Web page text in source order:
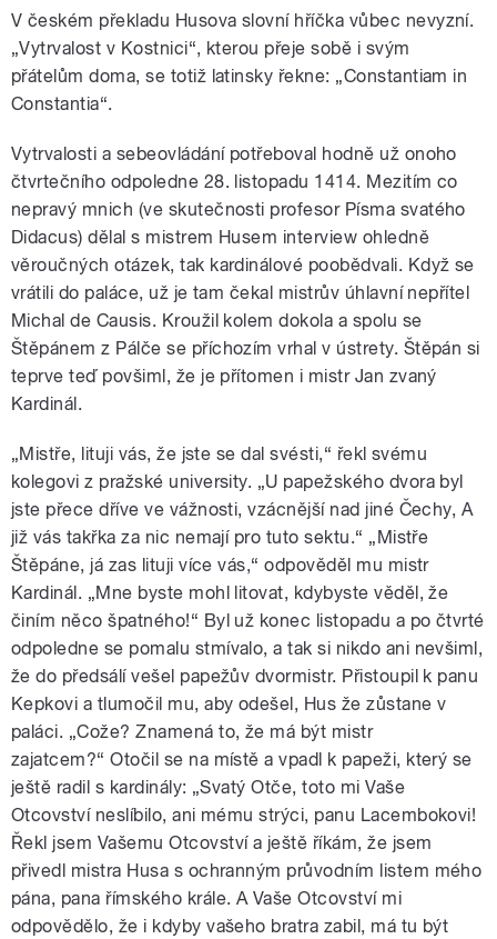
V českém překladu Husova slovní hříčka vůbec nevyzní.
„Vytrvalost v Kostnici“, kterou přeje sobě i svým
přátelům doma, se totiž latinsky řekne: „Constantiam in
Constantia“.
Vytrvalosti a sebeovládání potřeboval hodně už onoho
čtvrtečního odpoledne 28. listopadu 1414. Mezitím co
nepravý mnich (ve skutečnosti profesor Písma svatého
Didacus) dělal s mistrem Husem interview ohledně
věroučných otázek, tak kardinálové poobědvali. Když se
vrátili do paláce, už je tam čekal mistrův úhlavní nepřítel
Michal de Causis. Kroužil kolem dokola a spolu se
Štěpánem z Pálče se příchozím vrhal v ústrety. Štěpán si
teprve teď povšiml, že je přítomen i mistr Jan zvaný
Kardinál.
„Mistře, lituji vás, že jste se dal svésti,“ řekl svému
kolegovi z pražské university. „U papežského dvora byl
jste přece dříve ve vážnosti, vzácnější nad jiné Čechy, A
již vás takřka za nic nemají pro tuto sektu.“ „Mistře
Štěpáne, já zas lituji více vás,“ odpověděl mu mistr
Kardinál. „Mne byste mohl litovat, kdybyste věděl, že
činím něco špatného!“ Byl už konec listopadu a po čtvrté
odpoledne se pomalu stmívalo, a tak si nikdo ani nevšiml,
že do předsálí vešel papežův dvormistr. Přistoupil k panu
Kepkovi a tlumočil mu, aby odešel, Hus že zůstane v
paláci. „Cože? Znamená to, že má být mistr
zajatcem?“ Otočil se na místě a vpadl k papeži, který se
ještě radil s kardinály: „Svatý Otče, toto mi Vaše
Otcovství neslíbilo, ani mému strýci, panu Lacembokovi!
Řekl jsem Vašemu Otcovství a ještě říkám, že jsem
přivedl mistra Husa s ochranným průvodním listem mého
pána, pana římského krále. A Vaše Otcovství mi
odpovědělo, že i kdyby vašeho bratra zabil, má tu být